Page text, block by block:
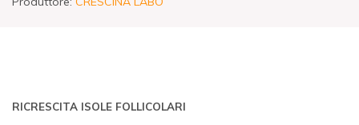
RICRESCITA ISOLE FOLLICOLARI